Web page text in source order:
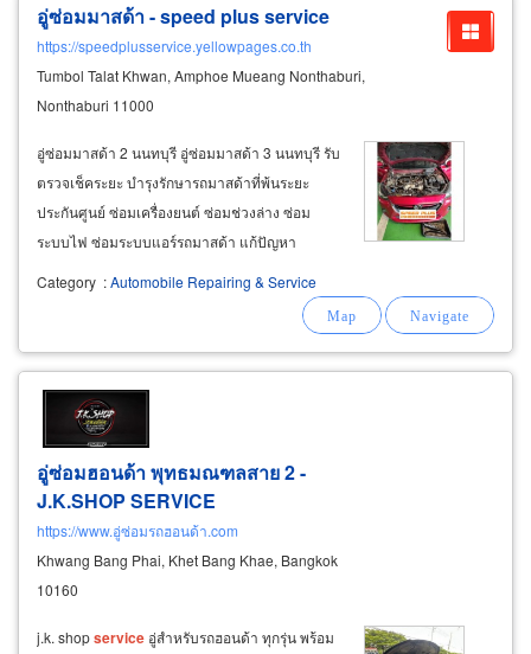
อู่ซ่อมมาสด้า - speed plusservice
https://speedplusservice.yellowpages.co.th
Tumbol Talat Khwan, Amphoe Mueang Nonthaburi,
Nonthaburi 11000
อู่ซ่อมมาสด้า 2 นนทบุรี อู่ซ่อมมาสด้า 3 นนทบุรี รับ
ตรวจเช็คระยะ บำรุงรักษารถมาสด้าที่พ้นระยะ
ประกันศูนย์ ซ่อมเครื่องยนต์ ซ่อมช่วงล่าง ซ่อม
ระบบไฟ ซ่อมระบบแอร์รถมาสด้า แก้ปัญหา
Category :Automobile Repairing & Service
อู่ซ่อมฮอนด้า พุทธมณฑลสาย 2 -
J.K.SHOP SERVICE
https://www.อู่ซ่อมรถฮอนด้า.com
Khwang Bang Phai, Khet Bang Khae, Bangkok
10160
j.k. shopservice อู่สำหรับรถฮอนด้า ทุกรุ่น พร้อม